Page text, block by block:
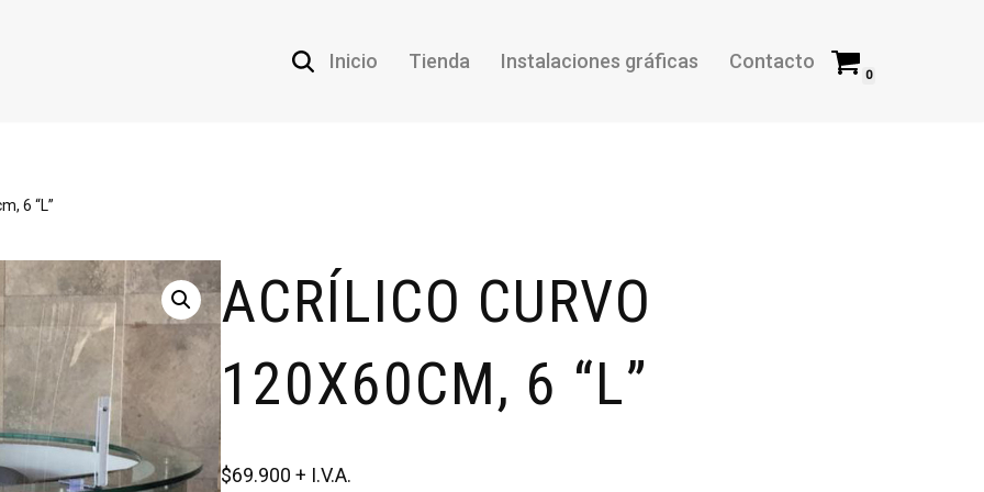
Inicio Tienda Instalaciones gráficas Contacto
0
6 “L”
ACRÍLICO CURVO
120X60CM, 6 “L”
$69.900